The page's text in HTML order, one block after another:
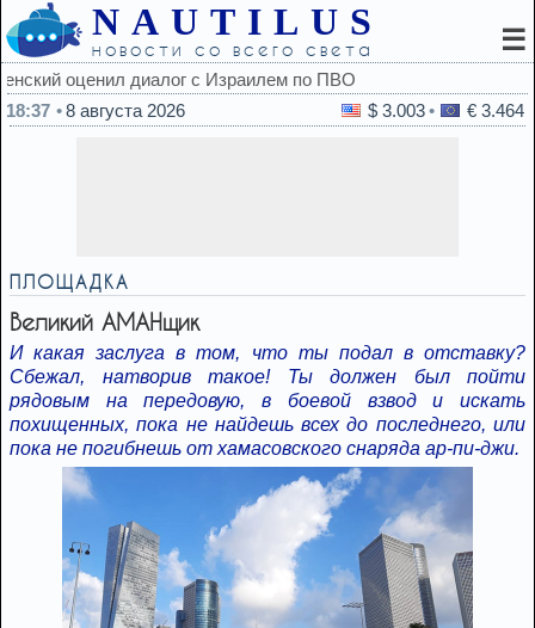
NAUTILUS
новости со всего света ☰
18:37 8 августа 2026 $ 3.003 € 3.464
ПЛОЩАДКА
Великий АМАНщик
И какая заслуга в том, что ты подал в отставку?
Сбежал, натворив такое! Ты должен был пойти
рядовым на передовую, в боевой взвод и искать
похищенных, пока не найдешь всех до последнего, или
пока не погибнешь от хамасовского снаряда ар-пи-джи.